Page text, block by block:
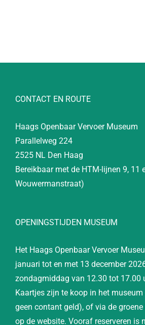
CONTACT EN ROUTE
Haags Openbaar Vervoer Museum
Parallelweg 224
2525 NL Den Haag
Bereikbaar met de HTM-lijnen 9, 11
Wouwermanstraat)
OPENINGSTIJDEN MUSEUM
Het Haags Openbaar Vervoer
januari tot en met 13 december
zondagmiddag van 12.30 tot 17.00
Kaartjes zijn te koop in het
geen contant geld), of via de
op de website. Vooraf reserveren is